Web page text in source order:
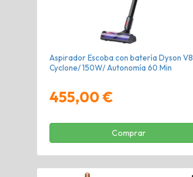
Aspirador Escoba con batería Dyson V8
Cyclone/ 150W/ Autonomía 60 Min
455,00 €
Comprar